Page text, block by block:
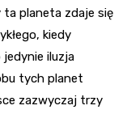
ta planeta zdaje się
kiedy
iluzja
tych planet
zazwyczaj trzy